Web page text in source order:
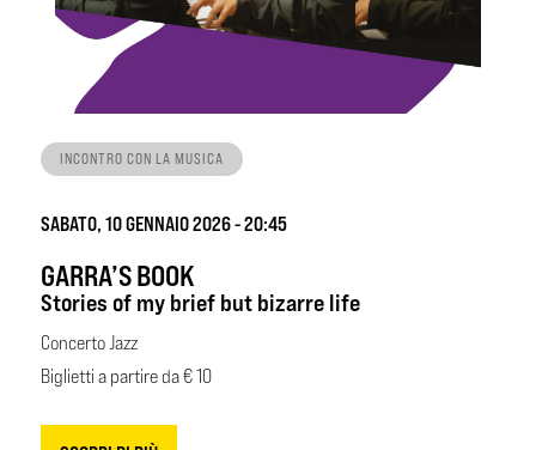
INCONTRO CON LA MUSICA
SABATO, 10 GENNAIO 2026 - 20:45
GARRA’S BOOK
Stories of my brief but bizarre life
Concerto Jazz
Biglietti a partire da € 10